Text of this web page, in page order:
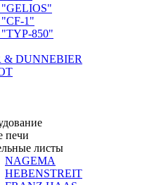
1"
850"
& DUNNEBIER
печи
листы
NAGEMA
HEBENSTREIT